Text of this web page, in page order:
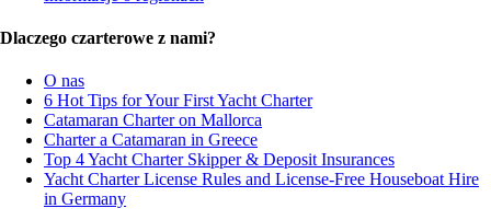
Dlaczego czarterowe z nami?
O nas
6 Hot Tips for Your First Yacht Charter
Catamaran Charter on Mallorca
Charter a Catamaran in Greece
Top 4 Yacht Charter Skipper & Deposit Insurances
Yacht Charter License Rules and License-Free Houseboat Hire
in Germany